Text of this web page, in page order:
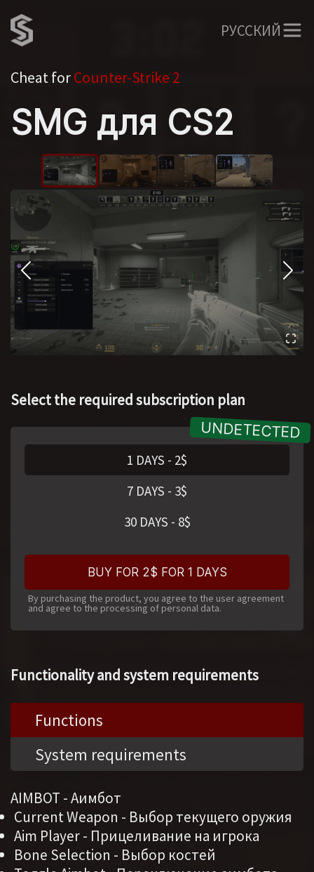
РУССКИЙ
Cheat forCounter-Strike 2
SMG для CS2
Select the required subscription plan
1 DAYS - 2$
7 DAYS - 3$
30 DAYS - 8$
BUY FOR 2$ FOR 1 DAYS
By purchasing the product, you agree to the user agreement
and agree to the processing of personal data.
Functionality and system requirements
Functions
System requirements
AIMBOT - Аимбот
Current Weapon - Выбор текущего оружия
Aim Player - Прицеливание на игрока
Bone Selection - Выбор костей